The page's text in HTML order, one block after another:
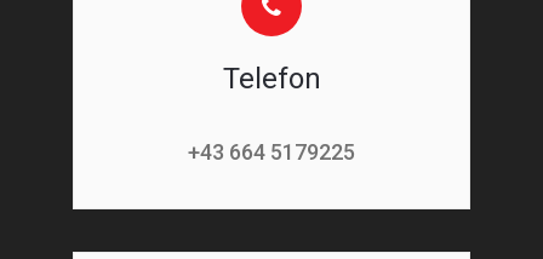
Telefon
+43 664 5179225